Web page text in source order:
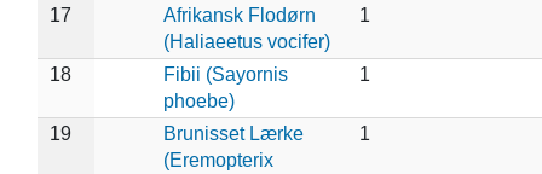
17
Afrikansk Flodørn
(Haliaeetus vocifer)
1
18
Fibii (Sayornis
phoebe)
1
19
Brunisset Lærke
(Eremopterix
1